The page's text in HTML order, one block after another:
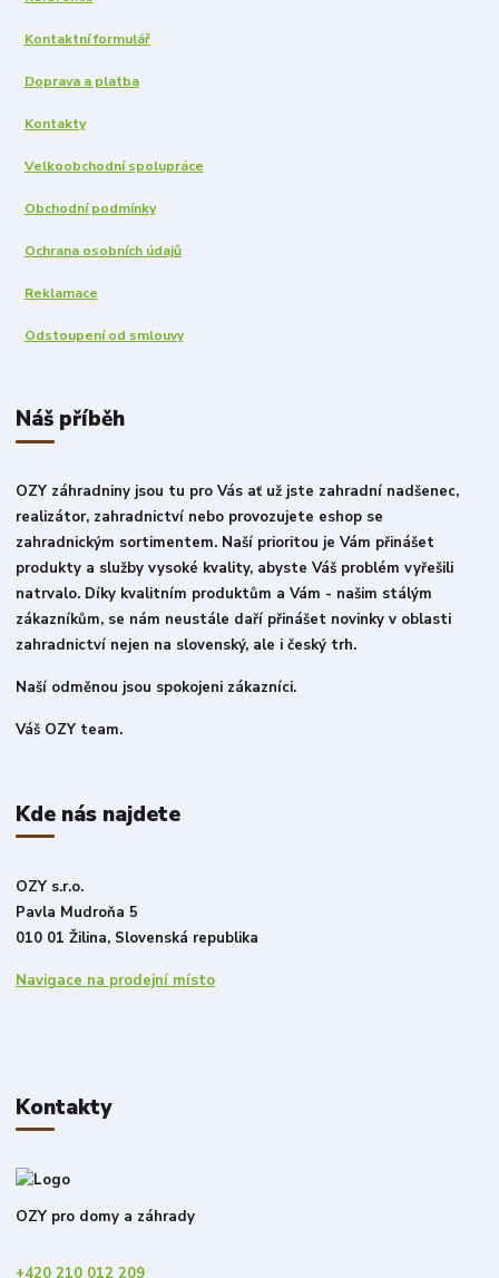
Kontaktní formulář
Doprava a platba
Kontakty
Velkoobchodní spolupráce
Obchodní podmínky
Ochrana osobních údajů
Reklamace
Odstoupení od smlouvy
Náš příběh
OZY záhradniny jsou tu pro Vás ať už jste zahradní nadšenec,
realizátor, zahradnictví nebo provozujete eshop se
zahradnickým sortimentem. Naší prioritou je Vám přinášet
produkty a služby vysoké kvality, abyste Váš problém vyřešili
natrvalo. Díky kvalitním produktům a Vám - našim stálým
zákazníkům, se nám neustále daří přinášet novinky v oblasti
zahradnictví nejen na slovenský, ale i český trh.
Naší odměnou jsou spokojeni zákazníci.
Váš OZY team.
Kde nás najdete
OZY s.r.o.
Pavla Mudroňa 5
010 01 Žilina, Slovenská republika
Navigace na prodejní místo
Kontakty
OZY pro domy a záhrady
+420 210 012 209